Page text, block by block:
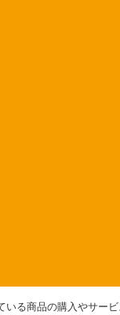
る商品の購入やサー